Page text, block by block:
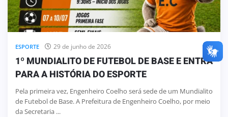
ESPORTE 29 de junho de 2026
1º MUNDIALITO DE FUTEBOL DE BASE E ENTRA
PARA A HISTÓRIA DO ESPORTE
Pela primeira vez, Engenheiro Coelho será sede de um Mundialito
de Futebol de Base. A Prefeitura de Engenheiro Coelho, por meio
da Secretaria ...